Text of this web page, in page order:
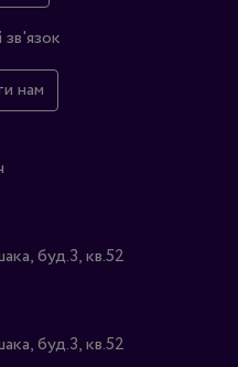
нам
буд.3, кв.52
буд.3, кв.52